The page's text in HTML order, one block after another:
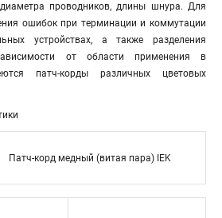
проводников, длины шнура. Для
ошибок при терминации и коммутации
устройствах, а также разделения
от области применения в
патч-корды различных цветовых
Патч-корд медный (витая пара) IEK